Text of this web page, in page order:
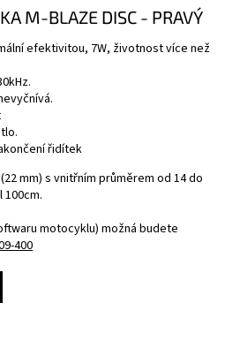
M-BLAZE DISC - PRAVÝ
efektivitou, 7W, životnost více než
řidítek
mm) s vnitřním průměrem od 14 do
motocyklu) možná budete
400